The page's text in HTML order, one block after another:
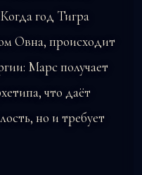
год Тигра
Овна, происходит
Марс получает
что даёт
но и требует